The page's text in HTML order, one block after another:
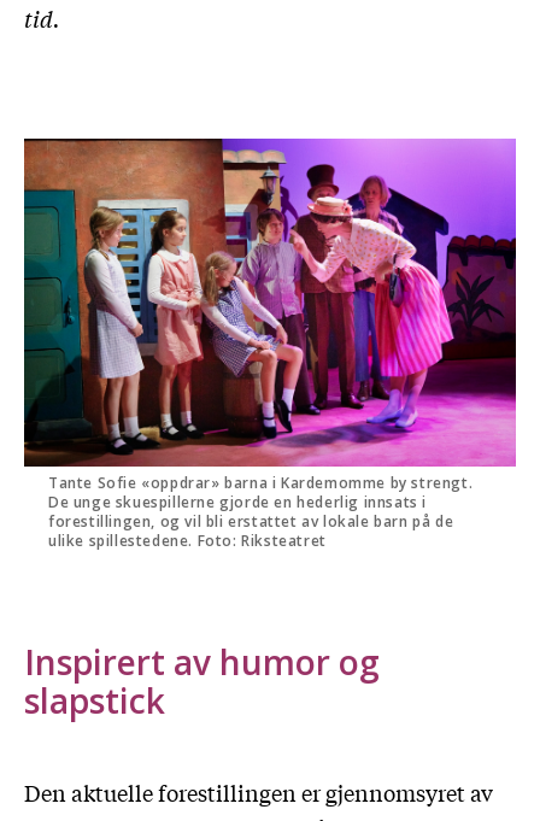
tid.
Tante Sofie «oppdrar» barna i Kardemomme by strengt.
De unge skuespillerne gjorde en hederlig innsats i
forestillingen, og vil bli erstattet av lokale barn på de
ulike spillestedene. Foto: Riksteatret
Inspirert av humor og
slapstick
Den aktuelle forestillingen er gjennomsyret av